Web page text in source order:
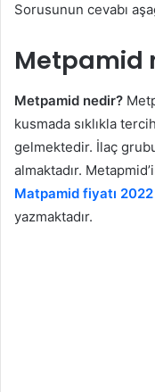
Sorusunun cevabı
Metpamid
Metpamid nedir?
kusmada sıklıkla
gelmektedir. İlaç
almaktadır.
Matpamid fiyatı 2022
yazmaktadır.